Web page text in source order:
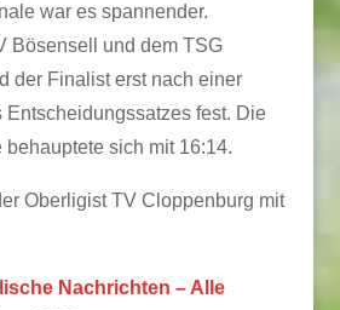
war es spannender.
Bösensell und dem TSG
der Finalist erst nach einer
Entscheidungssatzes fest. Die
behauptete sich mit 16:14.
Oberligist TV Cloppenburg mit
Nachrichten – Alle